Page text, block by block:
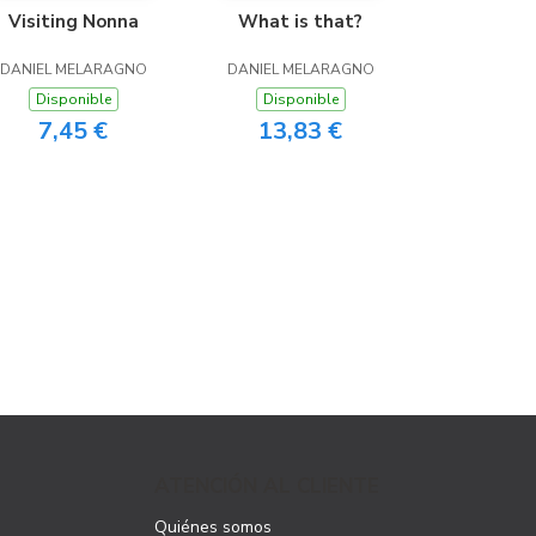
Visiting Nonna
DANIEL MELARAGNO
Disponible
7,45 €
What is that?
DANIEL MELARAGNO
Disponible
13,83 €
Quiénes somos